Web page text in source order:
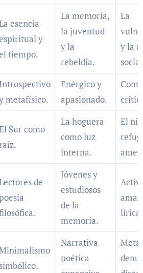
esencia
y
tiempo.
La memoria,
la juventud
y la
rebeldía.
La
y la
Introspectivo
metafísico.
Enérgico y
apasionado.
Sur como
La hoguera
como luz
interna.
El
de
Jóvenes y
estudiosos
de la
memoria.
lírica
simbólico.
Narrativa
poética